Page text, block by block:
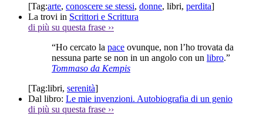
[Tag:arte, conoscere se stessi, donne, libri, perdita]
La trovi in Scrittori e Scrittura
di più su questa frase ››
“Ho cercato la pace ovunque, non l’ho trovata da
nessuna parte se non in un angolo con un libro.”
Tommaso da Kempis
[Tag:libri, serenità]
Dal libro: Le mie invenzioni. Autobiografia di un genio
di più su questa frase ››